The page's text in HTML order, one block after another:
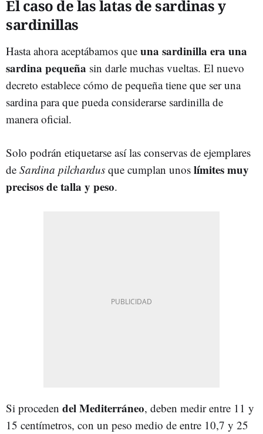
El caso de las latas de sardinas y
sardinillas
Hasta ahora aceptábamos que una sardinilla era una
sardina pequeña sin darle muchas vueltas. El nuevo
decreto establece cómo de pequeña tiene que ser una
sardina para que pueda considerarse sardinilla de
manera oficial.
Solo podrán etiquetarse así las conservas de ejemplares
de Sardina pilchardus que cumplan unos límites muy
precisos de talla y peso.
Si proceden del Mediterráneo, deben medir entre 11 y
15 centímetros, con un peso medio de entre 10,7 y 25